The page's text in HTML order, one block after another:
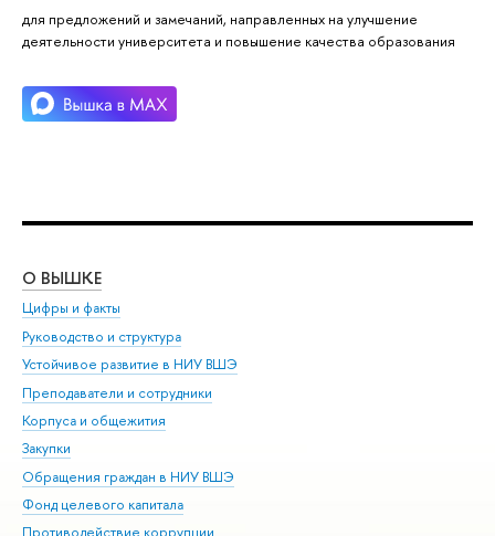
для предложений и замечаний, направленных на улучшение
деятельности университета и повышение качества образования
О ВЫШКЕ
Цифры и факты
Руководство и структура
Устойчивое развитие в НИУ ВШЭ
Преподаватели и сотрудники
Корпуса и общежития
Закупки
Обращения граждан в НИУ ВШЭ
Фонд целевого капитала